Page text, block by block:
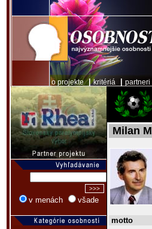
o projekte|kritériá partneri
v menách všade
Milan
motto